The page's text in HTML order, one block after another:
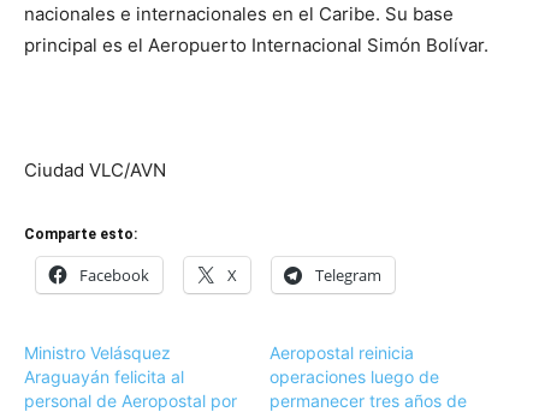
nacionales e internacionales en el Caribe. Su base
principal es el Aeropuerto Internacional Simón Bolívar.
Ciudad VLC/AVN
Comparte esto:
Facebook X Telegram
Ministro Velásquez
Araguayán felicita al
personal de Aeropostal por
Aeropostal reinicia
operaciones luego de
permanecer tres años de